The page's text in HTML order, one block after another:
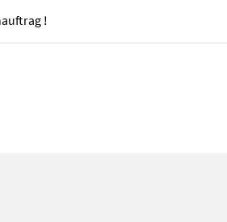
!
- Baujahr 2016 - Spur 3,50 -